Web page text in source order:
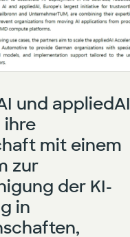
und appliedAI
mit einem
zur
der KI-
in